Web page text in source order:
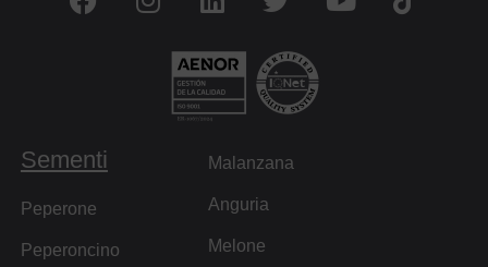
Sementi
Peperone
Peperoncino
Malanzana
Anguria
Melone